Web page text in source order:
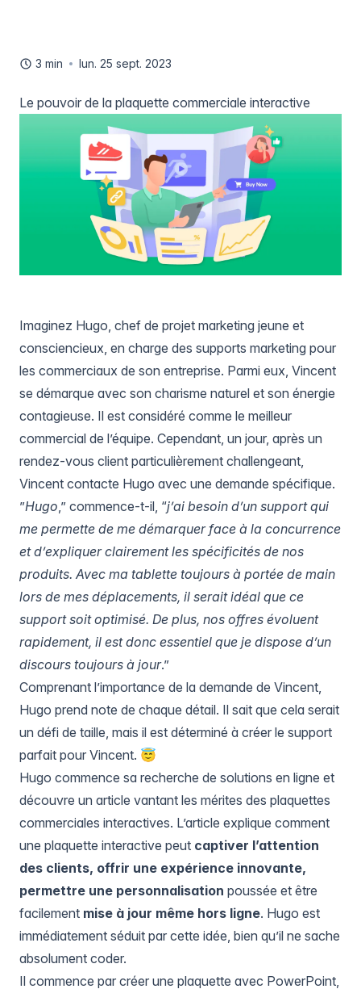
3 min lun. 25 sept. 2023
Le pouvoir de la plaquette commerciale interactive
Imaginez Hugo, chef de projet marketing jeune et
consciencieux, en charge des supports marketing pour
les commerciaux de son entreprise. Parmi eux, Vincent
se démarque avec son charisme naturel et son énergie
contagieuse. Il est considéré comme le meilleur
commercial de l’équipe. Cependant, un jour, après un
rendez-vous client particulièrement challengeant,
Vincent contacte Hugo avec une demande spécifique.
”Hugo ,” commence-t-il, “j’ai besoin d’un support qui
me permette de me démarquer face à la concurrence
et d’expliquer clairement les spécificités de nos
produits. Avec ma tablette toujours à portée de main
lors de mes déplacements, il serait idéal que ce
support soit optimisé. De plus, nos offres évoluent
rapidement, il est donc essentiel que je dispose d’un
discours toujours à jour.”
Comprenant l’importance de la demande de Vincent,
Hugo prend note de chaque détail. Il sait que cela serait
un défi de taille, mais il est déterminé à créer le support
parfait pour Vincent. 😇
Hugo commence sa recherche de solutions en ligne et
découvre un article vantant les mérites des plaquettes
commerciales interactives. L’article explique comment
une plaquette interactive peut captiver l’attention
des clients, offrir une expérience innovante,
permettre une personnalisation poussée et être
facilement mise à jour même hors ligne. Hugo est
immédiatement séduit par cette idée, bien qu’il ne sache
absolument coder.
Il commence par créer une plaquette avec PowerPoint,